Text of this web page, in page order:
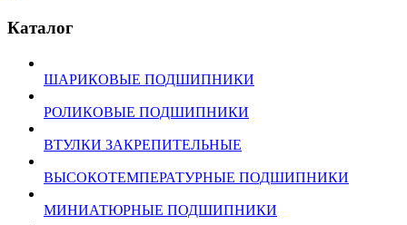
Каталог
ШАРИКОВЫЕ ПОДШИПНИКИ
РОЛИКОВЫЕ ПОДШИПНИКИ
ВТУЛКИ ЗАКРЕПИТЕЛЬНЫЕ
ВЫСОКОТЕМПЕРАТУРНЫЕ ПОДШИПНИКИ
МИНИАТЮРНЫЕ ПОДШИПНИКИ